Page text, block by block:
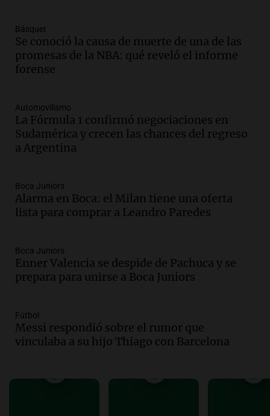
Panorama Federal
Episodios
Audio.
Fieles celebran a San Cayetano
Episodios
Audio.Día Internacional de la Cerveza:
mitos, secretos y el desafío de producir
cerveza artesanal
Episodios
Audio. Tucumán enfrenta un equilibrio
financiero precario debido a la caída del
Episodios
Audio.La calidad del empleo en
Panorama Federal
Episodios
Audio.Audiencia por tragedia vial en
Básquet
Se conoció la causa de muerte de una de las
promesas de la NBA: qué reveló el informe
forense
Automovilismo
La Fórmula 1 confirmó negociaciones en
Sudamérica y crecen las chances del regreso
a Argentina
Boca Juniors
Alarma en Boca: el Milan tiene una oferta
lista para comprar a Leandro Paredes
Boca Juniors
Enner Valencia se despide de Pachuca y se
prepara para unirse a Boca Juniors
Fútbol
Messi respondió sobre el rumor que
vinculaba a su hijo Thiago con Barcelona